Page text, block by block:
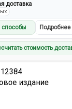
доставка
способы Подробнее
стоимость
издание